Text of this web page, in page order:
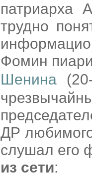
патриарха
трудно
Фомин
Шенина
ДР
слушал его
из сети: